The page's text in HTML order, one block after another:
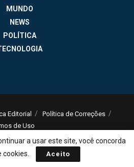
MUNDO
NEWS
POLÍTICA
Editorial
Política de Correções
de Uso
do Brasil e do mundo - ISSN: 1516-294X -
a usar este site, você concorda
cookies.
Aceito